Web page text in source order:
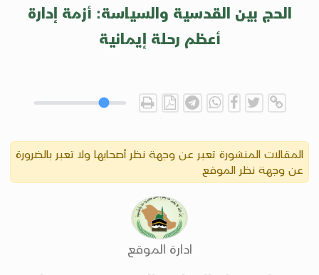
الحج بين القدسية والسياسة: أزمة إدارة
أعظم رحلة إيمانية
المقالات المنشورة تعبر عن وجهة نظر أصحابها ولا تعبر بالضرورة
عن وجهة نظر الموقع
ادارة الموقع